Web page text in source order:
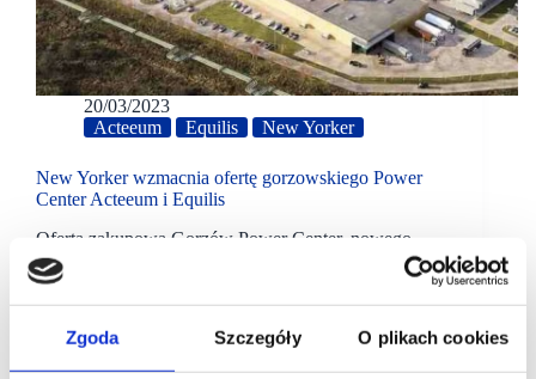
Zgoda Szczegóły O plikach cookies
20/03/2023
Acteeum
Equilis New Yorker
New Yorker wzmacnia ofertę gorzowskiego Power
Center Acteeum i Equilis
Oferta zakupowa Gorzów Power Center, nowego
parku handlowego realizowanego wspólnie przez
Acteeum i Equilis, wzbogaciła się o kolejną znaną
markę modową. Dzięki podpisanej właśnie umowie,
do grona najemców gorzowskiego projektu dołącza
New Yorker.